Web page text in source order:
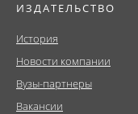
ИЗДАТЕЛЬСТВО
История
Новости компании
Вузы-партнеры
Вакансии